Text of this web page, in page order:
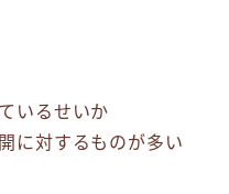
いるせいか
に対するものが多い